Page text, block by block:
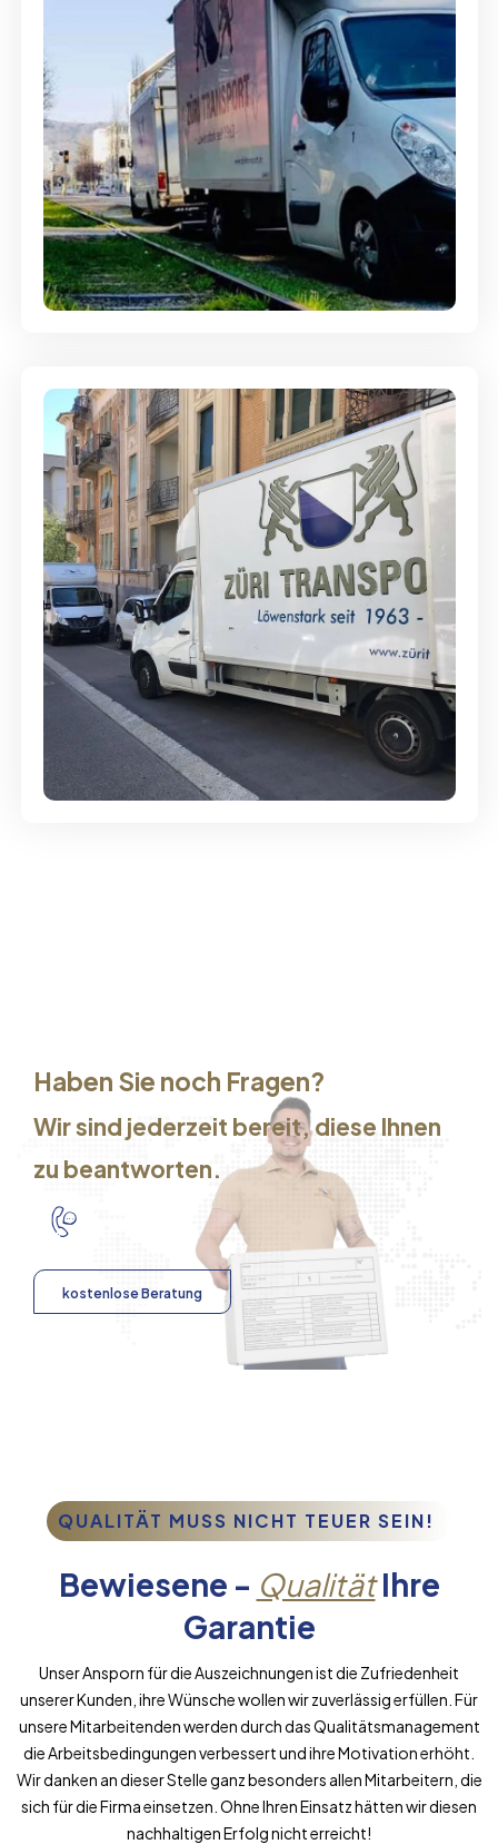
Ein- und Auspackservice
Günstige Umzüge - Hervorragender
Service
Haben Sie noch Fragen?
Wir sind jederzeit bereit, diese Ihnen
zu beantworten.
kostenlose Beratung
QUALITÄT MUSS NICHT TEUER SEIN!
Bewiesene - QualitätIhre
Garantie
Unser Ansporn für die Auszeichnungen ist die Zufriedenheit
unserer Kunden, ihre Wünsche wollen wir zuverlässig erfüllen. Für
unsere Mitarbeitenden werden durch das Qualitätsmanagement
die Arbeitsbedingungen verbessert und ihre Motivation erhöht.
Wir danken an dieser Stelle ganz besonders allen Mitarbeitern, die
sich für die Firma einsetzen. Ohne Ihren Einsatz hätten wir diesen
nachhaltigen Erfolg nicht erreicht!